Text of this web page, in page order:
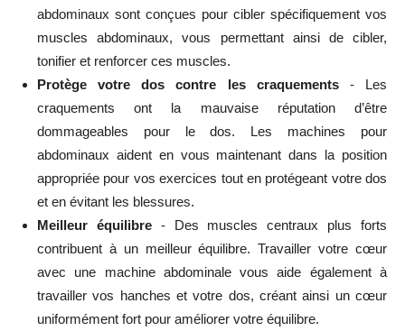
abdominaux sont conçues pour cibler spécifiquement vos
muscles abdominaux, vous permettant ainsi de cibler,
tonifier et renforcer ces muscles.
Protège votre dos contre les craquements- Les
craquements ont la mauvaise réputation d’être
dommageables pour le dos. Les machines pour
abdominaux aident en vous maintenant dans la position
appropriée pour vos exercices tout en protégeant votre dos
et en évitant les blessures.
Meilleur équilibre- Des muscles centraux plus forts
contribuent à un meilleur équilibre. Travailler votre cœur
avec une machine abdominale vous aide également à
travailler vos hanches et votre dos, créant ainsi un cœur
uniformément fort pour améliorer votre équilibre.